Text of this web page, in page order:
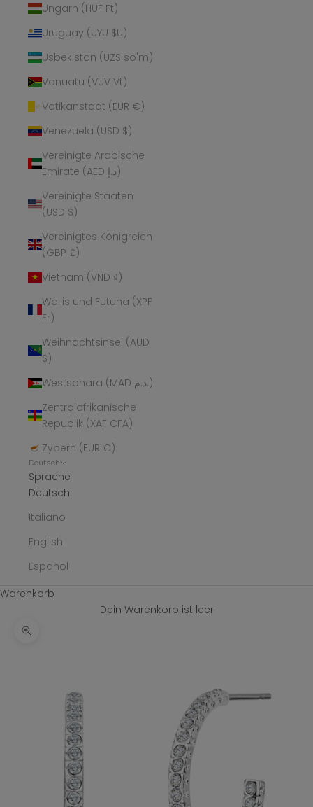
Ungarn (HUF Ft)
Uruguay (UYU $U)
Usbekistan (UZS so'm)
Vanuatu (VUV Vt)
Vatikanstadt (EUR €)
Venezuela (USD $)
Vereinigte Arabische
Emirate (AED د.إ)
Vereinigte Staaten
(USD $)
Vereinigtes Königreich
(GBP £)
Vietnam (VND ₫)
Wallis und Futuna (XPF
Fr)
Weihnachtsinsel (AUD
$)
Westsahara (MAD د.م.)
Zentralafrikanische
Republik (XAF CFA)
Zypern (EUR €)
Deutsch
Sprache
Deutsch
Italiano
English
Español
Warenkorb
Dein Warenkorb ist leer
Bild vergrößern